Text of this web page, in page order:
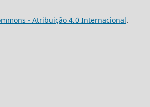
- Atribuição 4.0 Internacional.